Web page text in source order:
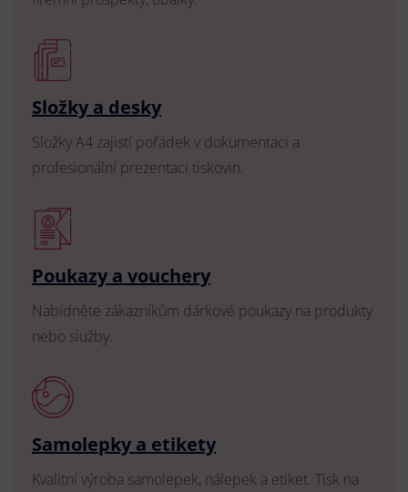
Složky a desky
Složky A4 zajistí pořádek v dokumentaci a
profesionální prezentaci tiskovin.
Poukazy a vouchery
Nabídněte zákazníkům dárkové poukazy na produkty
nebo služby.
Samolepky a etikety
Kvalitní výroba samolepek, nálepek a etiket. Tisk na